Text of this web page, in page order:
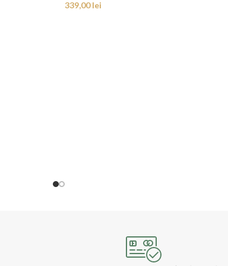
339,00lei